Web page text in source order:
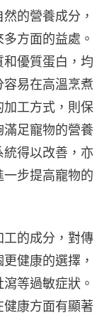
的營養成分，
方面的益處。
優質蛋白，均
易在高溫烹煮
工方式，則保
足寵物的營養
得以改善，亦
步提高寵物的
工的成分，對傳
健康的選擇，
等過敏症狀。
康方面有顯著